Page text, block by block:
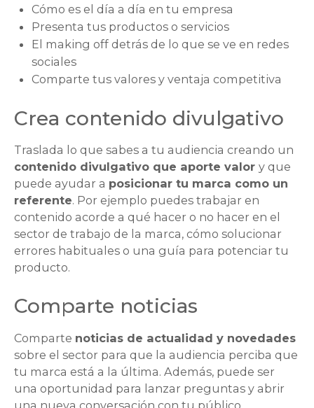
Cómo es el día a día en tu empresa
Presenta tus productos o servicios
El making off detrás de lo que se ve en redes
sociales
Comparte tus valores y ventaja competitiva
Crea contenido divulgativo
Traslada lo que sabes a tu audiencia creando un
contenido divulgativo que aporte valor y que
puede ayudar a posicionar tu marca como un
referente. Por ejemplo puedes trabajar en
contenido acorde a qué hacer o no hacer en el
sector de trabajo de la marca, cómo solucionar
errores habituales o una guía para potenciar tu
producto.
Comparte noticias
Comparte noticias de actualidad y novedades
sobre el sector para que la audiencia perciba que
tu marca está a la última. Además, puede ser
una oportunidad para lanzar preguntas y abrir
una nueva conversación con tu público.